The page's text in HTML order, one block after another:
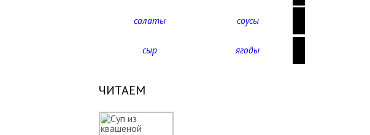
салаты соусы
сыр ягоды
ЧИТАЕМ